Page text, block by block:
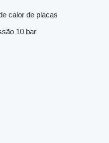
calor de placas
10 bar